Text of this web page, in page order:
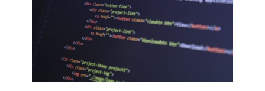
ДЛЯ
РАБОТЫ